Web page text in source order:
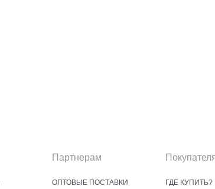
Партнерам
ОПТОВЫЕ ПОСТАВКИ ГДЕ КУПИТЬ?